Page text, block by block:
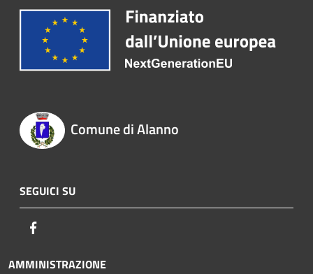
Comune di Alanno
SEGUICI SU
AMMINISTRAZIONE